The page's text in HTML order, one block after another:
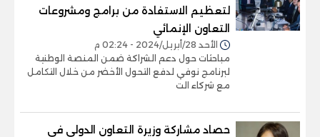
لتعظيم الاستفادة من برامج ومشروعات
التعاون الإنمائي
الأحد 28/أبريل/2024 - 02:24 م
مباحثات حول دعم الشراكة ضمن المنصة الوطنية
لبرنامج نوفي لدفع التحول الأخضر من خلال التكامل
مع شركاء الت
حصاد مشاركة وزيرة التعاون الدولي في